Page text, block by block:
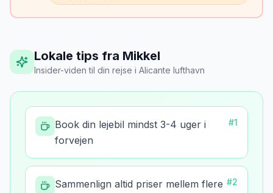
Lokale tips fra Mikkel
Insider-viden til din rejse i Alicante lufthavn
Book din lejebil mindst 3-4 uger i
forvejen
#1
Sammenlign altid priser mellem flere #2